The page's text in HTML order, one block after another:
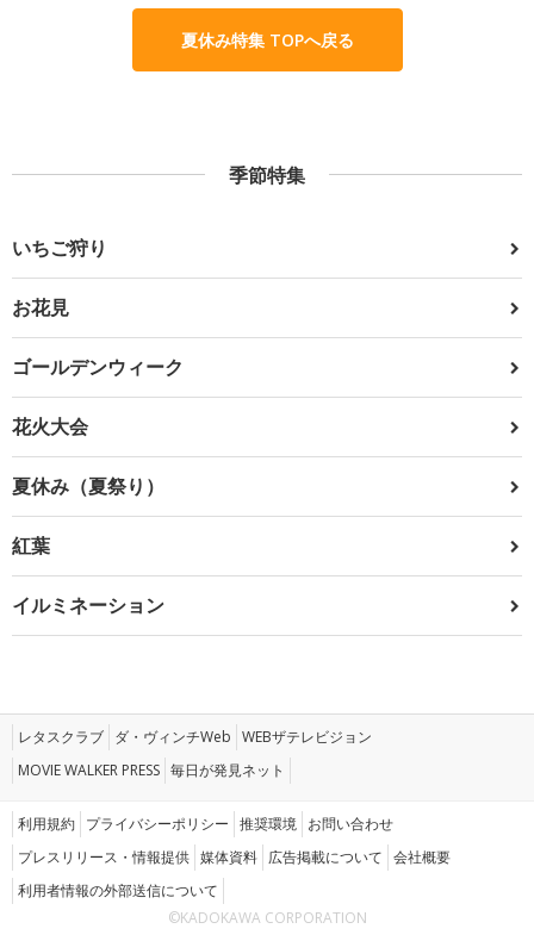
夏休み特集 TOPへ戻る
季節特集
いちご狩り
お花見
ゴールデンウィーク
花火大会
夏休み（夏祭り）
紅葉
イルミネーション
レタスクラブ ダ・ヴィンチWeb WEBザテレビジョン
MOVIE WALKER PRESS 毎日が発見ネット
利用規約 プライバシーポリシー 推奨環境 お問い合わせ
プレスリリース・情報提供 媒体資料 広告掲載について 会社概要
利用者情報の外部送信について
©KADOKAWA CORPORATION